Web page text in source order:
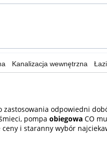
Kanalizacja wewnętrzna
odpowiedni
pompa obiegowa CO
i staranny wybór